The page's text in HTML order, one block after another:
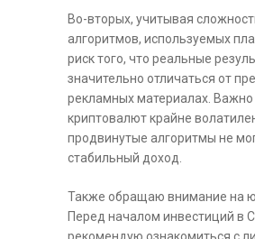
Во-вторых, учитывая
алгоритмов, используемых
риск того, что реальные
значительно отличаться от
рекламных материалах.
криптовалют крайне
продвинутые алгоритмы не
стабильный доход.
Также обращаю внимание на
Перед началом инвестиций в
рекомендую ознакомиться с